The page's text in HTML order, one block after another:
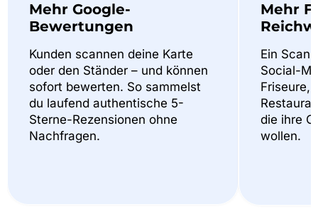
Mehr Google-
Bewertungen
Kunden scannen deine Karte
oder den Ständer – und können
sofort bewerten. So sammelst
du laufend authentische 5-
Sterne-Rezensionen ohne
Nachfragen.
Mehr
Ein Scan
Social-
Friseure,
die ihre
wollen.